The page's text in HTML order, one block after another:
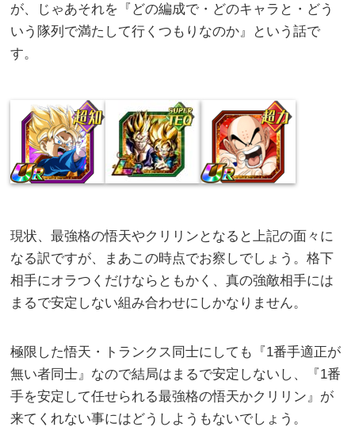
が、じゃあそれを『どの編成で・どのキャラと・どう
いう隊列で満たして行くつもりなのか』という話で
す。
現状、最強格の悟天やクリリンとなると上記の面々に
なる訳ですが、まあこの時点でお察しでしょう。格下
相手にオラつくだけならともかく、真の強敵相手には
まるで安定しない組み合わせにしかなりません。
極限した悟天・トランクス同士にしても『1番手適正が
無い者同士』なので結局はまるで安定しないし、『1番
手を安定して任せられる最強格の悟天かクリリン』が
来てくれない事にはどうしようもないでしょう。